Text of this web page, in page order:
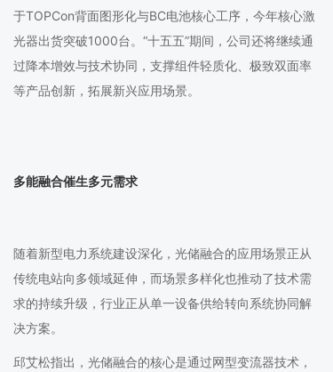
于TOPCon背面图形化与BC电池核心工序，今年核心激
光器出货突破1000台。“十五五”期间，公司还将继续通
过降本增效与技术协同，支撑组件轻质化、极致双面率
等产品创新，拓展新兴应用场景。
多能融合催生多元需求
随着新型电力系统建设深化，光储融合的应用场景正从
传统电站向多领域延伸，而场景多样化也推动了技术需
求的持续升级，行业正从单一设备供给转向系统协同解
决方案。
邱艾松指出，光储融合的核心是通过网型变流器技术，